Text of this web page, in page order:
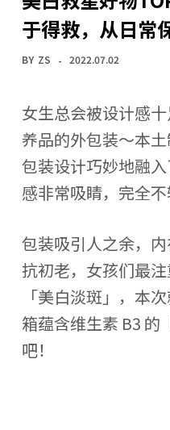
于得救，从日常
BY ZS 2022.07.02
女生总会被设计感
养品的外包装～本
包装设计巧妙地融
感非常吸睛，完全不
包装吸引人之余，
抗初老，女孩们最
「美白淡斑」，本
箱蕴含维生素 B3 的
吧！